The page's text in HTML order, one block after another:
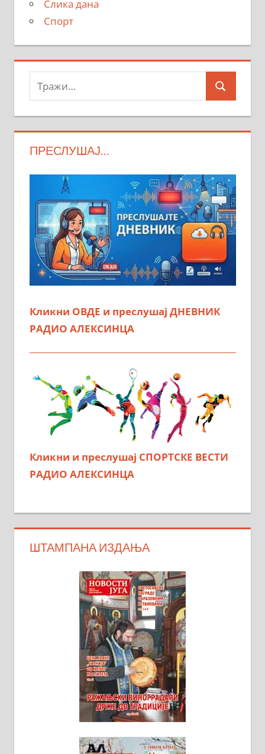
Слика дана
Спорт
Тражи:
Search
ПРЕСЛУШАЈ…
Кликни ОВДЕ и преслушај ДНЕВНИК
РАДИО АЛЕКСИНЦА
Кликни и преслушај СПОРТСКЕ ВЕСТИ
РАДИО АЛЕКСИНЦА
ШТАМПАНА ИЗДАЊА